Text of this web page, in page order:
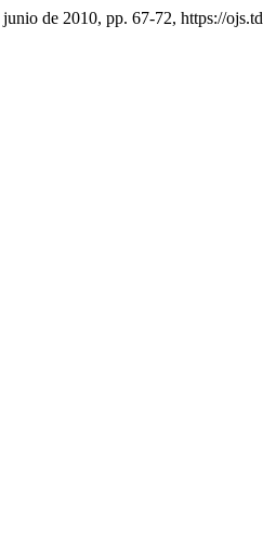
de 2010, pp. 67-72, https://